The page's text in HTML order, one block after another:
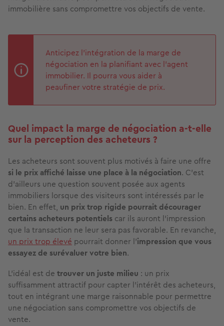
immobilière sans compromettre vos objectifs de vente.
Anticipez l’intégration de la marge de
négociation en la planifiant avec l’agent
immobilier. Il pourra vous aider à
peaufiner votre stratégie de prix.
Quel impact la marge de négociation a-t-elle
sur la perception des acheteurs ?
Les acheteurs sont souvent plus motivés à faire une offre
si le prix affiché laisse une place à la négociation. C’est
d’ailleurs une question souvent posée aux agents
immobiliers lorsque des visiteurs sont intéressés par le
bien. En effet, un prix trop rigide pourrait décourager
certains acheteurs potentiels car ils auront l’impression
que la transaction ne leur sera pas favorable. En revanche,
un prix trop élevé pourrait donner l’impression que vous
essayez de surévaluer votre bien.
L’idéal est de trouver un juste milieu : un prix
suffisamment attractif pour capter l’intérêt des acheteurs,
tout en intégrant une marge raisonnable pour permettre
une négociation sans compromettre vos objectifs de
vente.